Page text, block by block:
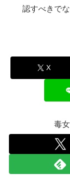
認すべきで
X
毒